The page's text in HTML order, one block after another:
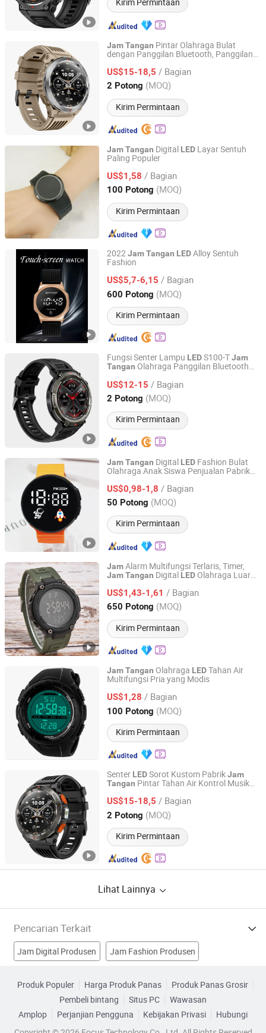
Kirim Permintaan
JamTangan Pintar Olahraga Bulat
dengan Panggilan Bluetooth, Panggilan
Silikon GS500
US$15-18,5 / Bagian
2 Potong (MOQ)
Kirim Permintaan
Shenzhen Jingyun Iot Technology Co.,Ltd
Guangdong, China Harga mulai 2022
JamTangan Digital LED Layar Sentuh
Paling Populer
US$1,58 / Bagian
100 Potong (MOQ)
Kirim Permintaan
Jinjiang Jiaxing Supply Management Co., Ltd.
Fujian, China Harga mulai 2019
2022JamTangan LEDAlloy Sentuh
Fashion
US$5,7-6,15 / Bagian
600 Potong (MOQ)
Kirim Permintaan
Shenzhen Sino Time Electronic Co., Limited
Guangdong, China Harga mulai 2019
Fungsi Senter Lampu LEDS100-TJam
Tangan Olahraga Panggilan Bluetooth
Jam TanganPintar
US$12-15 / Bagian
2 Potong (MOQ)
Kirim Permintaan
Shenzhen Jingyun Iot Technology Co.,Ltd
Guangdong, China Harga mulai 2022
JamTangan Digital LED Fashion Bulat
Olahraga Anak Siswa Penjualan Pabrik
US$0,98-1,8 / Bagian
50 Potong (MOQ)
Kirim Permintaan
Shenzhen Tina Nis Electronics Co., Ltd.
Guangdong, China Harga mulai 2024
JamAlarm Multifungsi Terlaris, Timer,
JamTangan Digital LED Olahraga Luar
US$1,43-1,61 / Bagian
650 Potong (MOQ)
Kirim Permintaan
Good Seller Co., Ltd.
Zhejiang, China Harga mulai 2010
JamTangan Olahraga LEDTahan Air
Multifungsi Pria yang Modis
US$1,28 / Bagian
100 Potong (MOQ)
Kirim Permintaan
Jinjiang Jiaxing Supply Management Co., Ltd.
Fujian, China Harga mulai 2019
Senter LEDSorot Kustom PabrikJam
Tangan Pintar Tahan Air Kontrol Musik
TanganOlahraga GPS
Pintar
US$15-18,5 / Bagian
2 Potong (MOQ)
Kirim Permintaan
Shenzhen Jingyun Iot Technology Co.,Ltd
Guangdong, China Harga mulai 2022
Lihat Lainnya
Pencarian Terkait
Jam Digital Produsen Jam Fashion Produsen
jam tangan LED baru Produsen
Produk Populer Harga Produk Panas
Produk Panas Grosir
Pembeli bintang
Situs PC
Wawasan
Amplop
Perjanjian Pengguna Kebijakan Privasi
Hubungi